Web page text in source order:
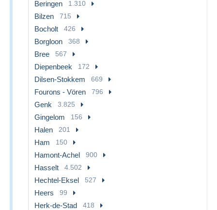
Beringen 1.310
Bilzen 715
Bocholt 426
Borgloon 368
Bree 567
Diepenbeek 172
Dilsen-Stokkem 669
Fourons - Vören 796
Genk 3.825
Gingelom 156
Halen 201
Ham 150
Hamont-Achel 900
Hasselt 4.502
Hechtel-Eksel 527
Heers 99
Herk-de-Stad 418